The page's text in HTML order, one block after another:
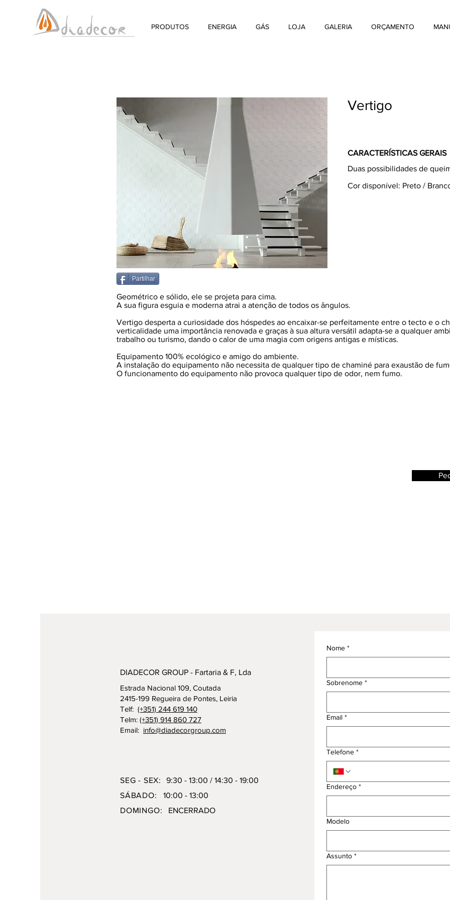
PRODUTOS ENERGIA GÁS LOJA GALERIA ORÇAMENTO
Vertigo
CARACTERÍSTICAS GERAIS
Duas possibilidades de
Cor disponível: Preto /
Partilhar
Geométrico e sólido, ele se projeta para cima.
A sua figura esguia e moderna atrai a atenção de todos os ângulos.
Vertigo desperta a curiosidade dos hóspedes ao encaixar-se perfeitamente entre o tecto e o
verticalidade uma importância renovada e graças à sua altura versátil adapta-se a qualquer
trabalho ou turismo, dando o calor de uma magia com origens antigas e místicas.
Equipamento 100% ecológico e amigo do ambiente.
A instalação do equipamento não necessita de qualquer tipo de chaminé para exaustão de
O funcionamento do equipamento não provoca qualquer tipo de odor, nem fumo.
DIADECOR GROUP - Fartaria & F, Lda
Estrada Nacional 109, Coutada
2415-199 Regueira de Pontes, Leiria
Telf: (+351) 244 619 140
Telm: (+351) 914 860 727
Email: info@diadecorgroup.com
SEG - SEX: 9:30 - 13:00 / 14:30 - 19:00
SÁBADO: 10:00 - 13:00
DOMINGO: ENCERRADO
Nome *
Sobrenome *
Email *
Telefone *
Endereço *
Modelo
Assunto *